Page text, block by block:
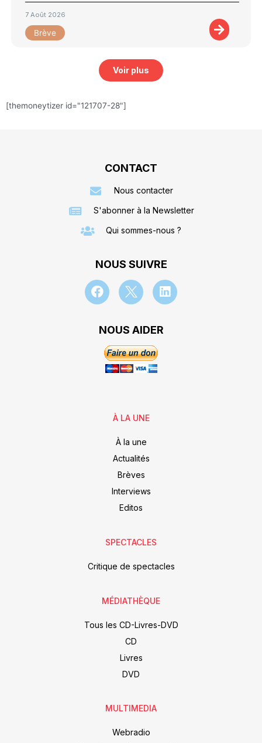
7 Août 2026
Brève
Voir plus
[themoneytizer id="121707-28"]
CONTACT
Nous contacter
S'abonner à la Newsletter
Qui sommes-nous ?
NOUS SUIVRE
NOUS AIDER
À LA UNE
À la une
Actualités
Brèves
Interviews
Editos
SPECTACLES
Critique de spectacles
MÉDIATHÈQUE
Tous les CD-Livres-DVD
CD
Livres
DVD
MULTIMEDIA
Webradio